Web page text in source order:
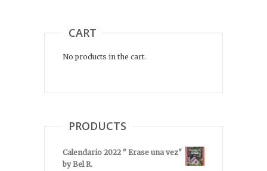
CART
No products in the cart.
PRODUCTS
Calendario 2022 " Erase una vez"
by Bel R.